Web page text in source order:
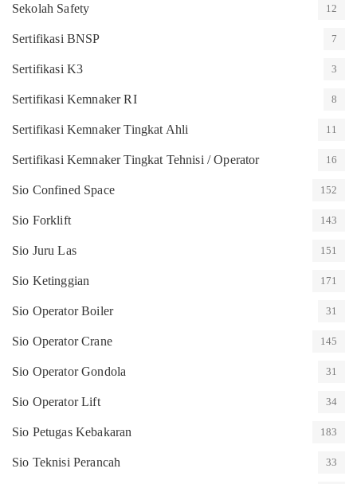
Sekolah Safety 12
Sertifikasi BNSP 7
Sertifikasi K3 3
Sertifikasi Kemnaker RI 8
Sertifikasi Kemnaker Tingkat Ahli 11
Sertifikasi Kemnaker Tingkat Tehnisi / Operator 16
Sio Confined Space 152
Sio Forklift 143
Sio Juru Las 151
Sio Ketinggian 171
Sio Operator Boiler 31
Sio Operator Crane 145
Sio Operator Gondola 31
Sio Operator Lift 34
Sio Petugas Kebakaran 183
Sio Teknisi Perancah 33